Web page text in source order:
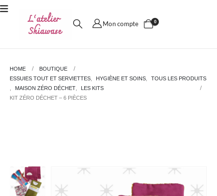
Mon compte 0
HOME
BOUTIQUE
ESSUIES TOUT ET SERVIETTES
HYGIÈNE ET SOINS
TOUS LES PRODUITS
MAISON ZÉRO DÉCHET
LES KITS
KIT ZÉRO DÉCHET – 6 PIÈCES